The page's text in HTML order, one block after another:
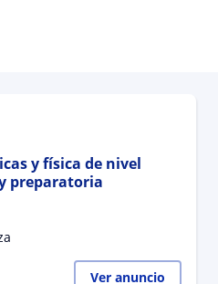
y física de nivel
preparatoria
Ver anuncio